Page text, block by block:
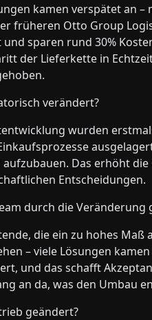
kamen verspätet an
früheren Otto Group
sparen rund 30%
der Lieferkette in
verändert?
wurden
Das erhöht
Entscheidungen.
durch die Veränderung
die ein zu hohes Maß
– viele Lösungen
und das schafft
an da, was den Umbau
geändert?